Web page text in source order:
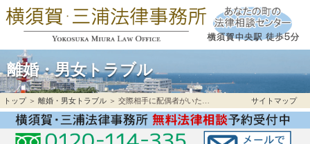
離婚・男女トラブル
トップ＞ 離婚・男女トラブル ＞ 交際相手に配偶者がいた…。 サイトマップ